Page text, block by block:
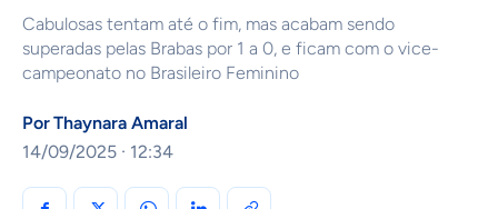
Cabulosas tentam até o fim, mas acabam sendo
superadas pelas Brabas por 1 a 0, e ficam com o vice-
campeonato no Brasileiro Feminino
PorThaynara Amaral
14/09/2025 · 12:34